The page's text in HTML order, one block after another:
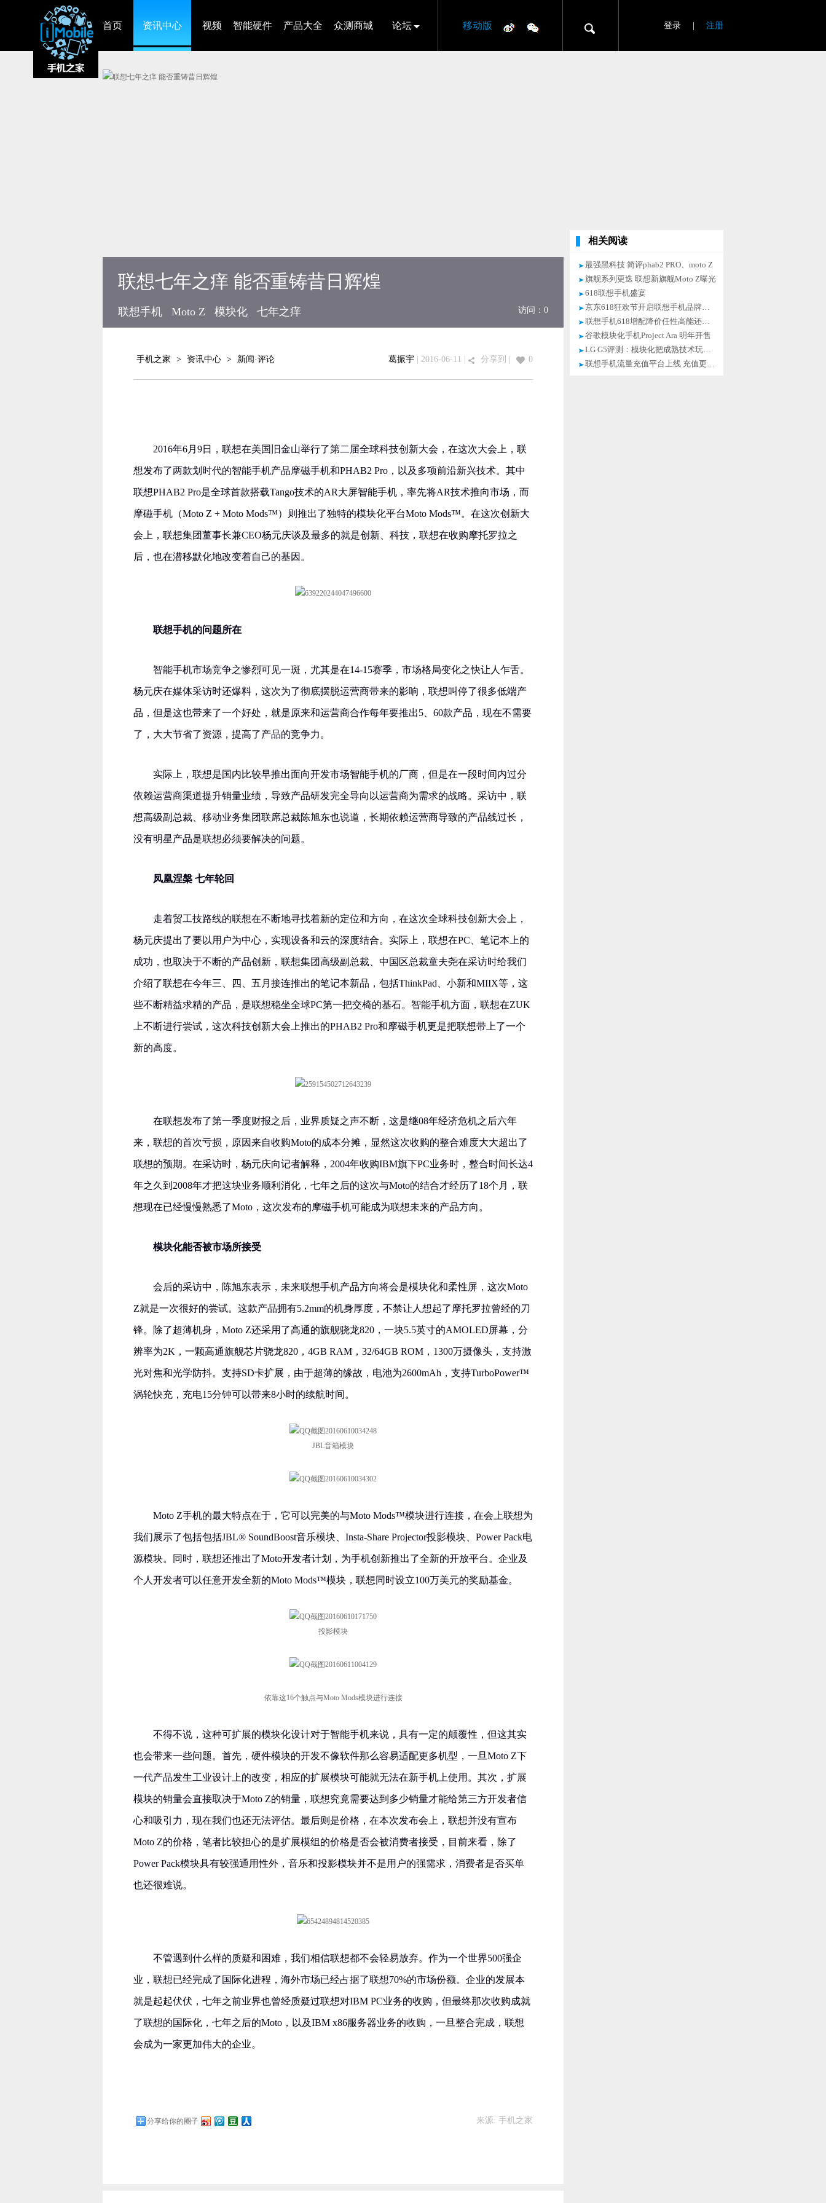
首页 资讯中心 视频 智能硬件 产品大全 众测商城 论坛 移动版 登录 注册
联想七年之痒 能否重铸昔日辉煌
联想手机 Moto Z 模块化 七年之痒 访问： 0
手机之家 > 资讯中心 > 新闻·评论 葛振宇 | 2016-06-11 | 分享到 0
2016年6月9日，联想在美国旧金山举行了第二届全球科技创新大会，在这次大会上，联
想发布了两款划时代的智能手机产品摩磁手机和PHAB2 Pro，以及多项前沿新兴技术。其中
联想PHAB2 Pro是全球首款搭载Tango技术的AR大屏智能手机，率先将AR技术推向市场，而
摩磁手机（Moto Z + Moto Mods™）则推出了独特的模块化平台Moto Mods™。在这次创新大
会上，联想集团董事长兼CEO杨元庆谈及最多的就是创新、科技，联想在收购摩托罗拉之
后，也在潜移默化地改变着自己的基因。
联想手机的问题所在
智能手机市场竞争之惨烈可见一斑，尤其是在14-15赛季，市场格局变化之快让人乍舌。
杨元庆在媒体采访时还爆料，这次为了彻底摆脱运营商带来的影响，联想叫停了很多低端产
品，但是这也带来了一个好处，就是原来和运营商合作每年要推出5、60款产品，现在不需要
了，大大节省了资源，提高了产品的竞争力。
实际上，联想是国内比较早推出面向开发市场智能手机的厂商，但是在一段时间内过分
依赖运营商渠道提升销量业绩，导致产品研发完全导向以运营商为需求的战略。采访中，联
想高级副总裁、移动业务集团联席总裁陈旭东也说道，长期依赖运营商导致的产品线过长，
没有明星产品是联想必须要解决的问题。
凤凰涅槃 七年轮回
走着贸工技路线的联想在不断地寻找着新的定位和方向，在这次全球科技创新大会上，
杨元庆提出了要以用户为中心，实现设备和云的深度结合。实际上，联想在PC、笔记本上的
成功，也取决于不断的产品创新，联想集团高级副总裁、中国区总裁童夫尧在采访时给我们
介绍了联想在今年三、四、五月接连推出的笔记本新品，包括ThinkPad、小新和MIIX等，这
些不断精益求精的产品，是联想稳坐全球PC第一把交椅的基石。智能手机方面，联想在ZUK
上不断进行尝试，这次科技创新大会上推出的PHAB2 Pro和摩磁手机更是把联想带上了一个
新的高度。
在联想发布了第一季度财报之后，业界质疑之声不断，这是继08年经济危机之后六年
来，联想的首次亏损，原因来自收购Moto的成本分摊，显然这次收购的整合难度大大超出了
联想的预期。在采访时，杨元庆向记者解释，2004年收购IBM旗下PC业务时，整合时间长达4
年之久到2008年才把这块业务顺利消化，七年之后的这次与Moto的结合才经历了18个月，联
想现在已经慢慢熟悉了Moto，这次发布的摩磁手机可能成为联想未来的产品方向。
模块化能否被市场所接受
会后的采访中，陈旭东表示，未来联想手机产品方向将会是模块化和柔性屏，这次Moto
Z就是一次很好的尝试。这款产品拥有5.2mm的机身厚度，不禁让人想起了摩托罗拉曾经的刀
锋。除了超薄机身，Moto Z还采用了高通的旗舰骁龙820，一块5.5英寸的AMOLED屏幕，分
辨率为2K，一颗高通旗舰芯片骁龙820，4GB RAM，32/64GB ROM，1300万摄像头，支持激
光对焦和光学防抖。支持SD卡扩展，由于超薄的缘故，电池为2600mAh，支持TurboPower™
涡轮快充，充电15分钟可以带来8小时的续航时间。
JBL音箱模块
Moto Z手机的最大特点在于，它可以完美的与Moto Mods™模块进行连接，在会上联想为
我们展示了包括包括JBL® SoundBoost音乐模块、Insta-Share Projector投影模块、Power Pack电
源模块。同时，联想还推出了Moto开发者计划，为手机创新推出了全新的开放平台。企业及
个人开发者可以任意开发全新的Moto Mods™模块，联想同时设立100万美元的奖励基金。
投影模块
依靠这16个触点与Moto Mods模块进行连接
不得不说，这种可扩展的模块化设计对于智能手机来说，具有一定的颠覆性，但这其实
也会带来一些问题。首先，硬件模块的开发不像软件那么容易适配更多机型，一旦Moto Z下
一代产品发生工业设计上的改变，相应的扩展模块可能就无法在新手机上使用。其次，扩展
模块的销量会直接取决于Moto Z的销量，联想究竟需要达到多少销量才能给第三方开发者信
心和吸引力，现在我们也还无法评估。最后则是价格，在本次发布会上，联想并没有宣布
Moto Z的价格，笔者比较担心的是扩展模组的价格是否会被消费者接受，目前来看，除了
Power Pack模块具有较强通用性外，音乐和投影模块并不是用户的强需求，消费者是否买单
也还很难说。
不管遇到什么样的质疑和困难，我们相信联想都不会轻易放弃。作为一个世界500强企
业，联想已经完成了国际化进程，海外市场已经占据了联想70%的市场份额。企业的发展本
就是起起伏伏，七年之前业界也曾经质疑过联想对IBM PC业务的收购，但最终那次收购成就
了联想的国际化，七年之后的Moto，以及IBM x86服务器业务的收购，一旦整合完成，联想
会成为一家更加伟大的企业。
分享给你的圈子 来源: 手机之家
相关阅读
最强黑科技 简评phab2 PRO、moto Z
旗舰系列更迭 联想新旗舰Moto Z曝光
618联想手机盛宴
京东618狂欢节开启联想手机品牌盛宴
联想手机618增配降价任性高能还想怎样
谷歌模块化手机Project Ara 明年开售
LG G5评测：模块化把成熟技术玩出奇
联想手机流量充值平台上线 充值更划算